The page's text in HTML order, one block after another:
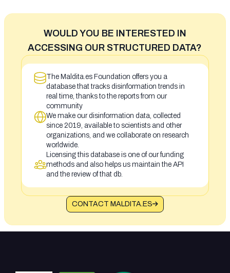
WOULD YOU BE INTERESTED IN
ACCESSING OUR STRUCTURED DATA?
The Maldita.es Foundation offers you a
database that tracks disinformation trends in
real time, thanks to the reports from our
community
We make our disinformation data, collected
since 2019, available to scientists and other
organizations, and we collaborate on research
worldwide.
Licensing this database is one of our funding
methods and also helps us maintain the API
and the review of that db.
CONTACT MALDITA.ES